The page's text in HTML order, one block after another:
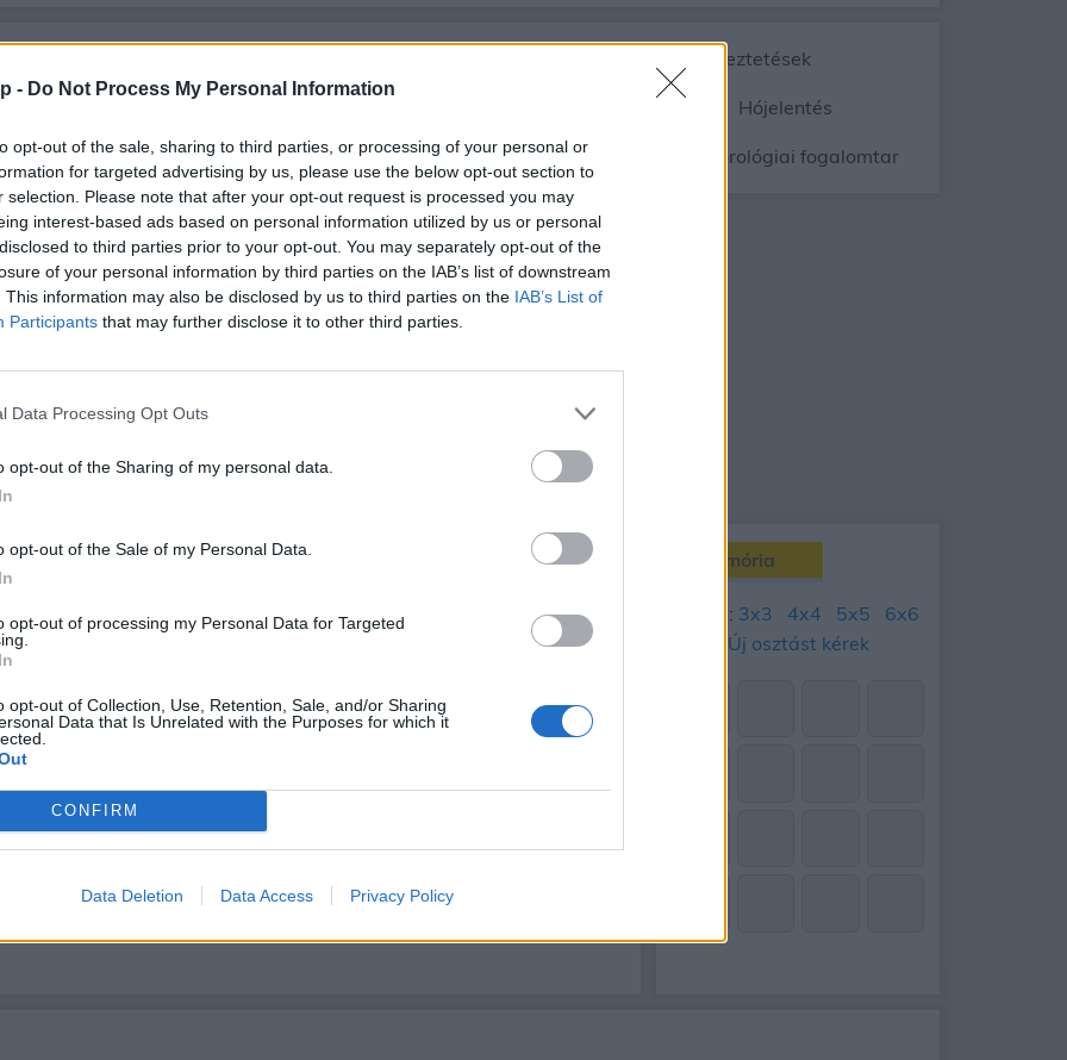
- Do Not Process My Personal Information
opt-out of the sale, sharing to third parties, or processing of your personal or
for targeted advertising by us, please use the below opt-out section to
selection. Please note that after your opt-out request is processed you may
interest-based ads based on personal information utilized by us or personal
to third parties prior to your opt-out. You may separately opt-out of the
of your personal information by third parties on the IAB’s list of downstream
This information may also be disclosed by us to third parties on the IAB’s List of
Participants that may further disclose it to other third parties.
Data Processing Opt Outs
opt-out of the Sharing of my personal data.
opt-out of the Sale of my Personal Data.
opt-out of processing my Personal Data for Targeted
opt-out of Collection, Use, Retention, Sale, and/or Sharing
Data that Is Unrelated with the Purposes for which it
CONFIRM
Data Deletion Data Access Privacy Policy
Vészjelzések, figyelmeztetések
Hójelentés
Receptek Pollenjelentés Mikor? Légnyomás Meteorológiai fogalomtar
30naposelőrejelzés 90napos
Aug 12.
32
20
Aug 13.
CS
17
Aug 14.
33
16
Aug 15.
SZ
34
Aug 17.
H
33
Memória
Tábla: 3x3 4x4 5x5
6x6
Új osztást kérek